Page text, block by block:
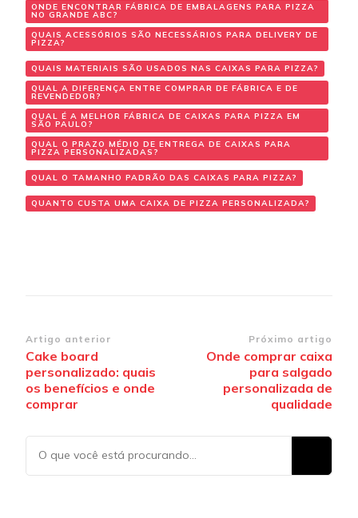
ONDE ENCONTRAR FÁBRICA DE EMBALAGENS PARA PIZZA
NO GRANDE ABC?
QUAIS ACESSÓRIOS SÃO NECESSÁRIOS PARA DELIVERY DE
PIZZA?
QUAIS MATERIAIS SÃO USADOS NAS CAIXAS PARA PIZZA?
QUAL A DIFERENÇA ENTRE COMPRAR DE FÁBRICA E DE
REVENDEDOR?
QUAL É A MELHOR FÁBRICA DE CAIXAS PARA PIZZA EM
SÃO PAULO?
QUAL O PRAZO MÉDIO DE ENTREGA DE CAIXAS PARA
PIZZA PERSONALIZADAS?
QUAL O TAMANHO PADRÃO DAS CAIXAS PARA PIZZA?
QUANTO CUSTA UMA CAIXA DE PIZZA PERSONALIZADA?
Navegação
de
post
Artigo anterior
Cake board
personalizado: quais
os benefícios e onde
comprar
Próximo artigo
Onde comprar caixa
para salgado
personalizada de
qualidade
Procurando
algo?